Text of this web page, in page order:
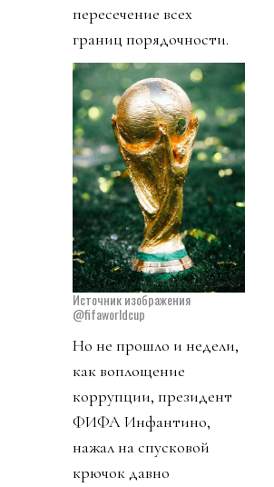
пересечение всех
границ порядочности.
Источник изображения
@fifaworldcup
Но не прошло и недели,
как воплощение
коррупции, президент
ФИФА Инфантино,
нажал на спусковой
крючок давно